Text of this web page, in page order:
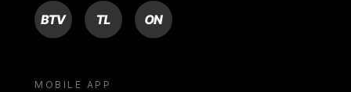
BTV TL ON
MOBILE APP